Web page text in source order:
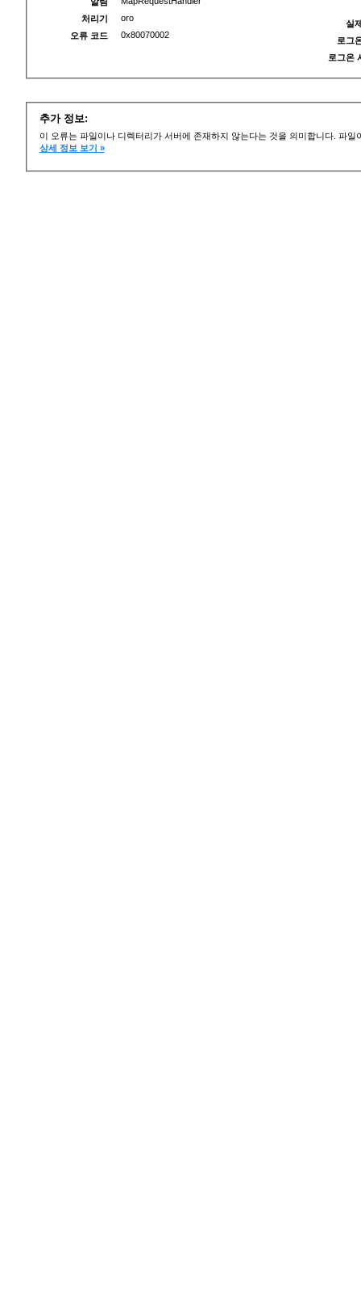
처리기
oro
오류 코드
0x80070002
실
로그
로그온
추가 정보:
이 오류는 파일이나 디렉터리가 서버에 존재하지 않는다는 것을 의미합니다. 파
상세 정보 보기 »